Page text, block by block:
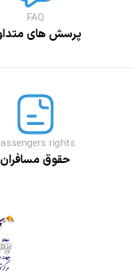
FAQ
پرسش های
rights
حقوق مسافران